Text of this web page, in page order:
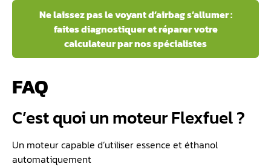
Ne laissez pas le voyant d’airbag s’allumer :
faites diagnostiquer et réparer votre
calculateur par nos spécialistes
FAQ
C’est quoi un moteur Flexfuel ?
Un moteur capable d’utiliser essence et éthanol
automatiquement